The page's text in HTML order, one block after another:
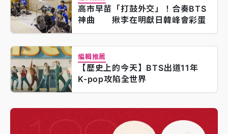
高市早苗「打鼓外交」！合奏BTS
神曲 揪李在明獻日韓峰會彩蛋
編輯推薦
【歷史上的今天】BTS出道11年
K-pop攻陷全世界